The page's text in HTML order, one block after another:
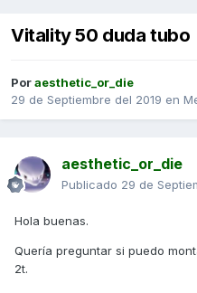
Vitality 50 duda tubo
Poraesthetic_or_die
29 de Septiembre del 2019 en
aesthetic_or_die
Publicado 29 de
Hola buenas.
Quería preguntar si puedo
2t.